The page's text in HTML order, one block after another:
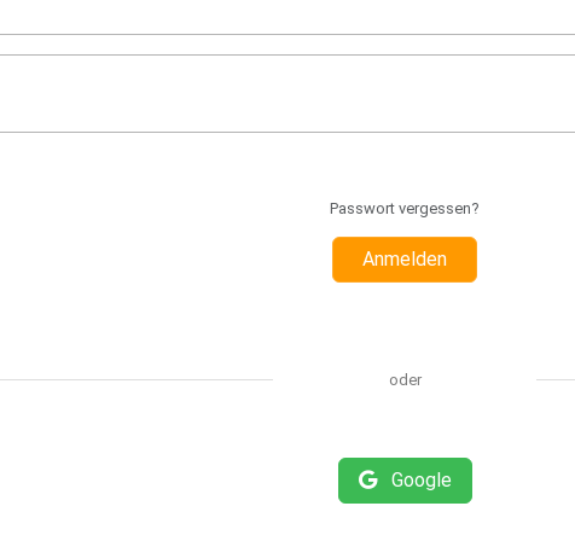
Passwort vergessen?
Anmelden
oder
Google